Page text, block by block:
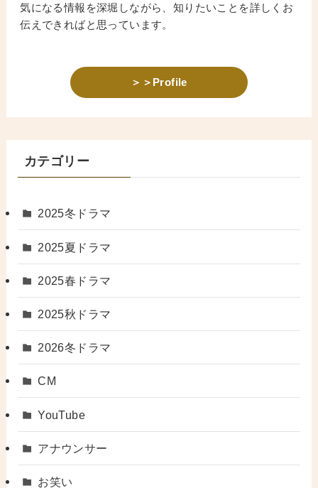
気になる情報を深堀しながら、知りたいことを詳しくお
伝えできればと思っています。
＞＞Profile
カテゴリー
2025冬ドラマ
2025夏ドラマ
2025春ドラマ
2025秋ドラマ
2026冬ドラマ
CM
YouTube
アナウンサー
お笑い